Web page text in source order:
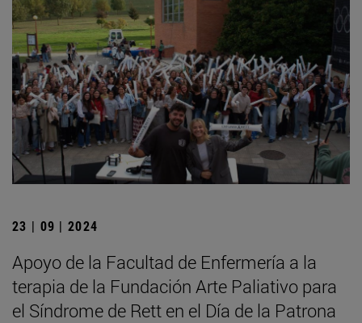
23 | 09 | 2024
Apoyo de la Facultad de Enfermería a la
terapia de la Fundación Arte Paliativo para
el Síndrome de Rett en el Día de la Patrona